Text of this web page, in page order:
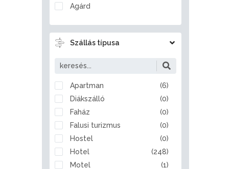
Agárd
Aggtelek
Ajka
Alcsútdoboz
Aldebrő
Algyő
Almamellék
Alsóberecki
Alsóbogát
Alsónémedi
Szállás típusa
Apartman
(6)
Diákszálló
(0)
Faház
(0)
Falusi turizmus
(0)
Hostel
(0)
Hotel
(248)
Motel
(1)